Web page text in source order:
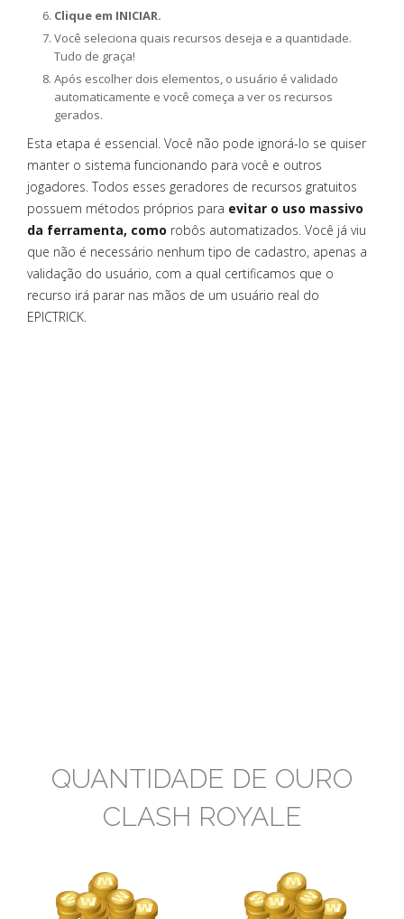
Clique em INICIAR.
Você seleciona quais recursos deseja e a quantidade.
Tudo de graça!
Após escolher dois elementos, o usuário é validado
automaticamente e você começa a ver os recursos
gerados.
Esta etapa é essencial. Você não pode ignorá-lo se quiser
manter o sistema funcionando para você e outros
jogadores. Todos esses geradores de recursos gratuitos
possuem métodos próprios para evitar o uso massivo
da ferramenta, como robôs automatizados. Você já viu
que não é necessário nenhum tipo de cadastro, apenas a
validação do usuário, com a qual certificamos que o
recurso irá parar nas mãos de um usuário real do
EPICTRICK.
QUANTIDADE DE OURO
CLASH ROYALE